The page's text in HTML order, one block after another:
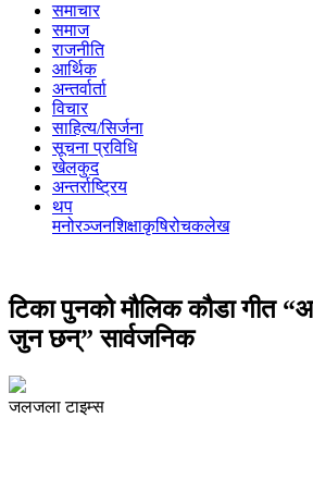
समाचार
समाज
राजनीति
आर्थिक
अन्तर्वार्ता
विचार
साहित्य/सिर्जना
सूचना प्रविधि
खेलकुद
अन्तर्राष्ट्रिय
थप
मनोरञ्‍जनशिक्षाकृषिरोचकलेख
टिका पुनको मौलिक कौडा गीत
जुन छन्” सार्वजनिक
जलजला टाइम्स